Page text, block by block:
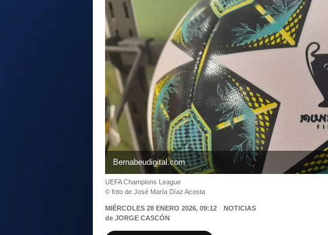
Bernabeudigital.com
UEFA Champions League
© foto de José María Díaz Acosta
MIÉRCOLES 28 ENERO 2026, 09:12
NOTICIAS
de JORGE CASCÓN